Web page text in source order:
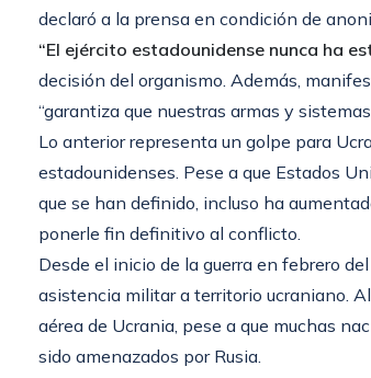
declaró a la prensa en condición de
“El ejército estadounidense nunca ha
decisión del organismo. Además,
“garantiza que nuestras armas y
Lo anterior representa un golpe para
estadounidenses. Pese a que Estados
que se han definido, incluso ha
ponerle fin definitivo al conflicto.
Desde el inicio de la guerra en febrero
asistencia militar a territorio ucraniano.
aérea de Ucrania, pese a que muchas
sido amenazados por Rusia.